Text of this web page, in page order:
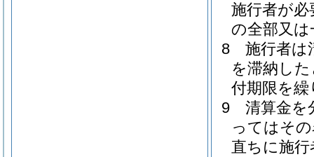
施行者が
の全部又
8
施行者は
を滞納し
付期限を
9
清算金を
ってはそ
直ちに施